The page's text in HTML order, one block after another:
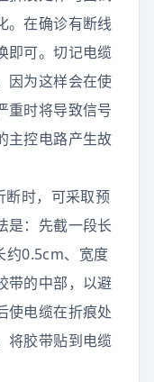
。在确诊有断线
即可。切记电缆
因为这样会在使
重时将导致信号
主控电路产生故
断时，可采取预
是：先截一段长
约0.5cm、宽度
带的中部，以避
使电缆在折痕处
将胶带贴到电缆